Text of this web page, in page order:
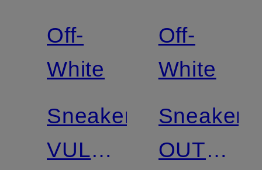
Off-
White
Sneaker
VULC
Off-
White
Sneaker
OUT